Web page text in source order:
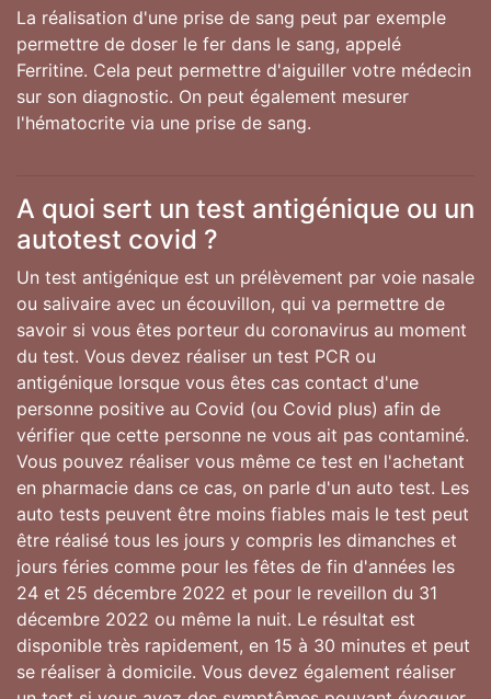
La réalisation d'une prise de sang peut par exemple
permettre de doser le fer dans le sang, appelé
Ferritine. Cela peut permettre d'aiguiller votre médecin
sur son diagnostic. On peut également mesurer
l'hématocrite via une prise de sang.
A quoi sert un test antigénique ou un
autotest covid ?
Un test antigénique est un prélèvement par voie nasale
ou salivaire avec un écouvillon, qui va permettre de
savoir si vous êtes porteur du coronavirus au moment
du test. Vous devez réaliser un test PCR ou
antigénique lorsque vous êtes cas contact d'une
personne positive au Covid (ou Covid plus) afin de
vérifier que cette personne ne vous ait pas contaminé.
Vous pouvez réaliser vous même ce test en l'achetant
en pharmacie dans ce cas, on parle d'un auto test. Les
auto tests peuvent être moins fiables mais le test peut
être réalisé tous les jours y compris les dimanches et
jours féries comme pour les fêtes de fin d'années les
24 et 25 décembre 2022 et pour le reveillon du 31
décembre 2022 ou même la nuit. Le résultat est
disponible très rapidement, en 15 à 30 minutes et peut
se réaliser à domicile. Vous devez également réaliser